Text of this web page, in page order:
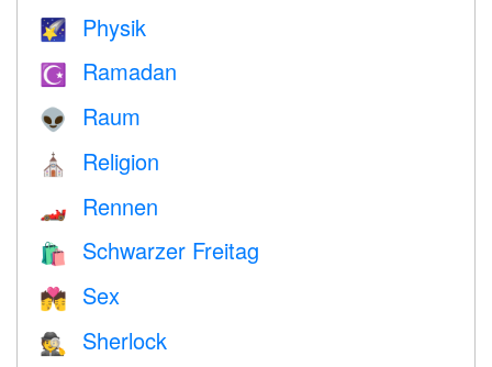
🌠 Physik
☪️ Ramadan
👽 Raum
⛪️ Religion
🏎 Rennen
🛍 Schwarzer Freitag
💏 Sex
🕵️ Sherlock